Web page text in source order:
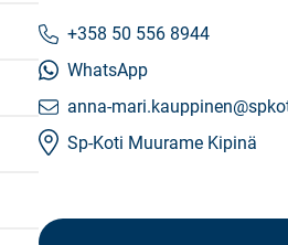
+358 50 556 8944
WhatsApp
anna-
Sp-Koti Muurame Kipinä